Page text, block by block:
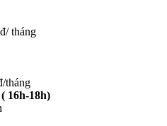
tháng
tháng
16h-18h)